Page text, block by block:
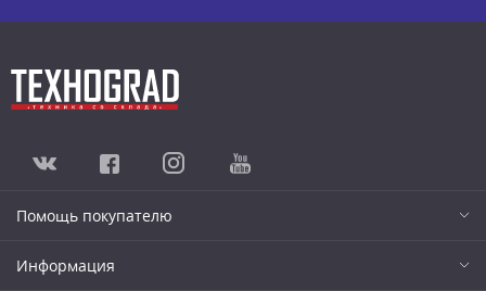
Помощь покупателю
Информация